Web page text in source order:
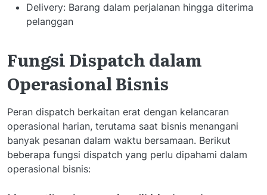
Delivery: Barang dalam perjalanan hingga diterima
pelanggan
Fungsi Dispatch dalam
Operasional Bisnis
Peran dispatch berkaitan erat dengan kelancaran
operasional harian, terutama saat bisnis menangani
banyak pesanan dalam waktu bersamaan. Berikut
beberapa fungsi dispatch yang perlu dipahami dalam
operasional bisnis: